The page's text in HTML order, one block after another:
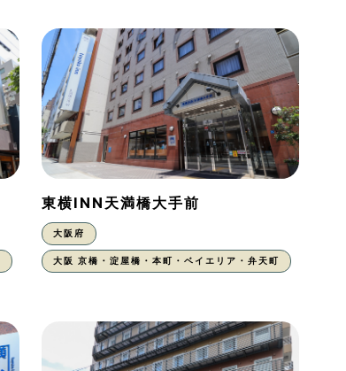
東横INN天満橋大手前
大阪府
大阪 京橋・淀屋橋・本町・ベイエリア・弁天町